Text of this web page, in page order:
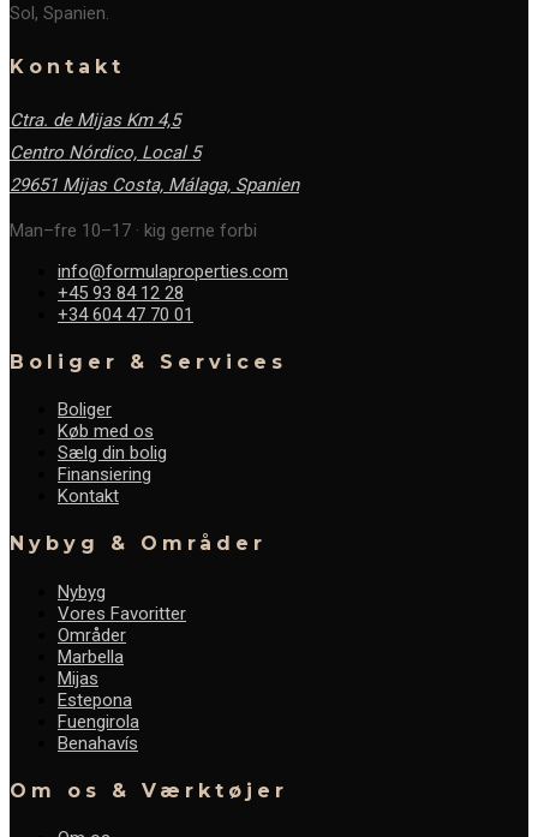
Sol, Spanien.
Kontakt
Ctra. de Mijas Km 4,5
Centro Nórdico, Local 5
29651 Mijas Costa, Málaga, Spanien
Man–fre 10–17 · kig gerne forbi
info@formulaproperties.com
+45 93 84 12 28
+34 604 47 70 01
Boliger & Services
Boliger
Køb med os
Sælg din bolig
Finansiering
Kontakt
Nybyg & Områder
Nybyg
Vores Favoritter
Områder
Marbella
Mijas
Estepona
Fuengirola
Benahavís
Om os & Værktøjer